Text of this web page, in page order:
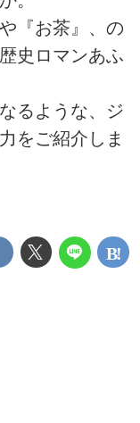
『お茶』、の
史ロマンあふ
るような、ジ
をご紹介しま